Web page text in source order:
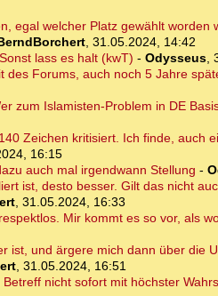
egal welcher Platz gewählt worden
, 31.05.2024, 14:42
lass es halt (kwT) - Odysseus,
Forums, auch noch 5 Jahre
zum Islamisten-Problem in DE
Zeichen kritisiert. Ich finde, auch
16:15
auch mal irgendwann Stellung -
ist, desto besser. Gilt das nicht
, 31.05.2024, 16:33
Mir kommt es so vor, als
ist, und ärgere mich dann über die
, 31.05.2024, 16:51
nicht sofort mit höchster